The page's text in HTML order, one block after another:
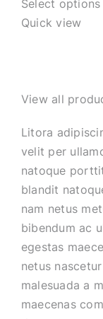
Select options
Quick view
View all
Litora
velit per
natoque
blandit
nam netus
bibendum ac
egestas
netus
malesuada a
maecenas